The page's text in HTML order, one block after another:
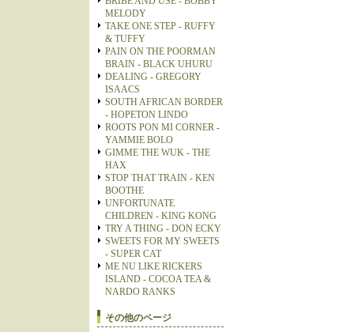
MELODY
TAKE ONE STEP - RUFFY
& TUFFY
PAIN ON THE POORMAN
BRAIN - BLACK UHURU
DEALING - GREGORY
ISAACS
SOUTH AFRICAN BORDER
- HOPETON LINDO
ROOTS PON MI CORNER -
YAMMIE BOLO
GIMME THE WUK - THE
HAX
STOP THAT TRAIN - KEN
BOOTHE
UNFORTUNATE
CHILDREN - KING KONG
TRY A THING - DON ECKY
SWEETS FOR MY SWEETS
- SUPER CAT
ME NU LIKE RICKERS
ISLAND - COCOA TEA &
NARDO RANKS
その他のページ